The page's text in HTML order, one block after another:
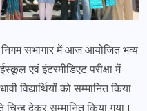
सभागार में आज आयोजित भव्य
एवं इंटरमीडिएट परीक्षा में
विद्यार्थियों को सम्मानित किया
देकर सम्मानित किया गया।